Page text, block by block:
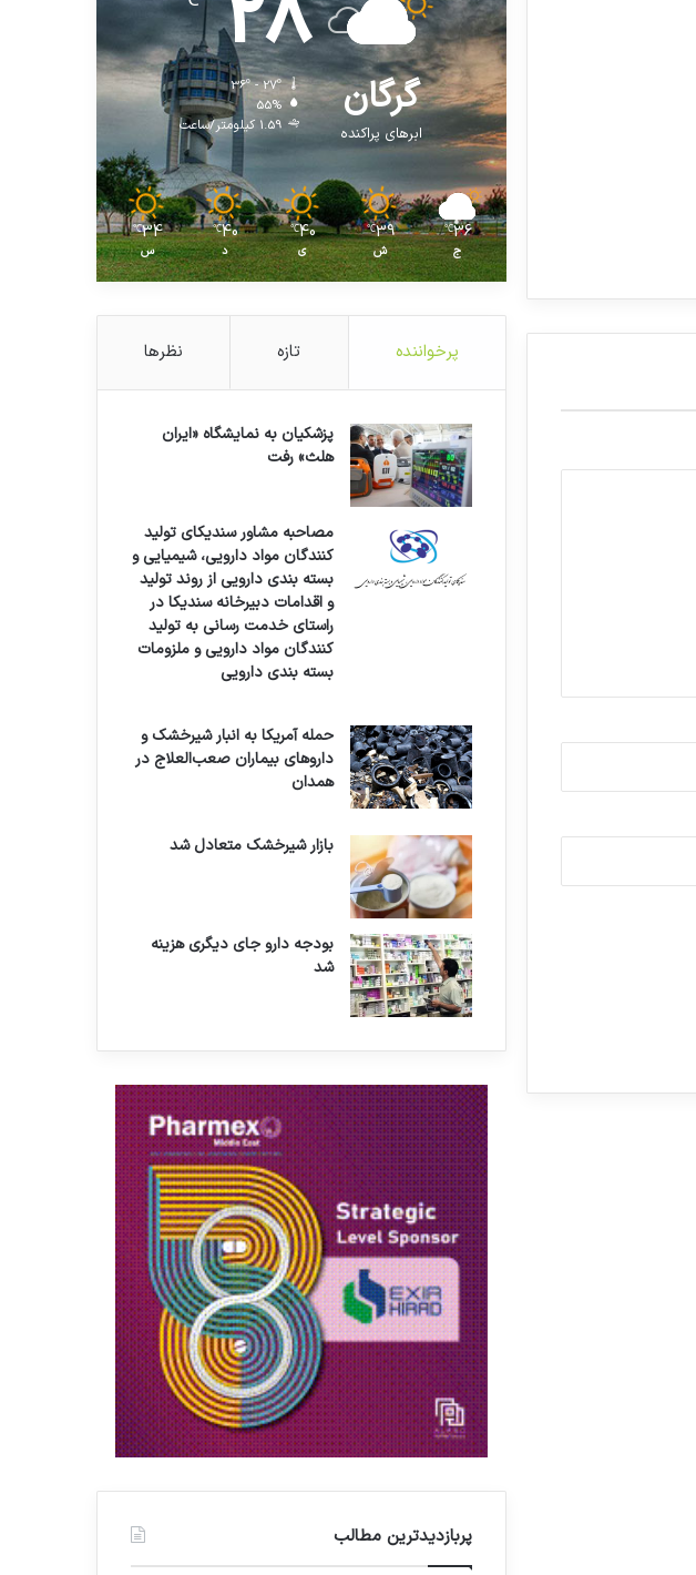
گرگان
ابرهای پراکنده
36º - 27º
55%
1.59 کیلومتر/ساعت
36
℃
ج
39
℃
ش
40
℃
ی
40
℃
د
34
℃
س
پرخواننده تازه نظرها
پزشکیان به نمایشگاه «ایران
هلث» رفت
مصاحبه مشاور سندیکای تولید
کنندگان مواد دارویی، شیمیایی و
بسته بندی دارویی از روند تولید
و اقدامات دبیرخانه سندیکا در
راستای خدمت رسانی به تولید
کنندگان مواد دارویی و ملزومات
بسته بندی دارویی
حمله آمریکا به انبار شیرخشک و
داروهای بیماران صعب‌العلاج در
همدان
بازار شیرخشک متعادل شد
بودجه دارو جای دیگری هزینه
شد
پربازدیدترین مطالب